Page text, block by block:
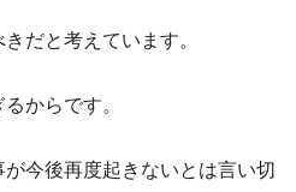
だと考えています。
からです。
今後再度起きないとは言い切